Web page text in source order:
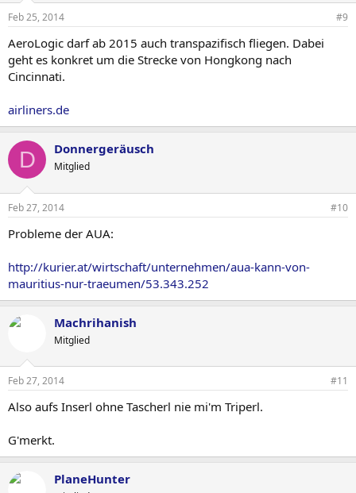
Feb 25, 2014 #9
AeroLogic darf ab 2015 auch transpazifisch fliegen. Dabei
geht es konkret um die Strecke von Hongkong nach
Cincinnati.
airliners.de
D Donnergeräusch
Mitglied
Feb 27, 2014 #10
Probleme der AUA:
http://kurier.at/wirtschaft/unternehmen/aua-kann-von-
mauritius-nur-traeumen/53.343.252
Machrihanish
Mitglied
Feb 27, 2014 #11
Also aufs Inserl ohne Tascherl nie mi'm Triperl.
G'merkt.
PlaneHunter